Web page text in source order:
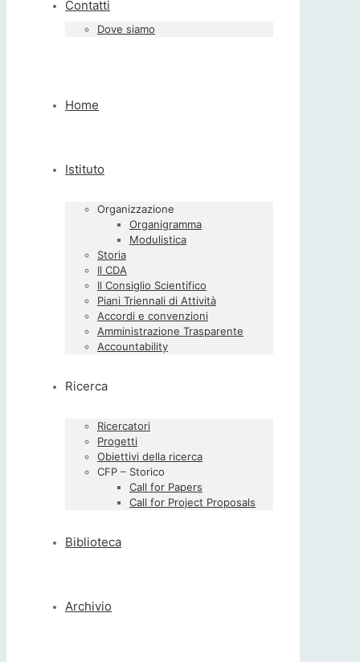
Contatti
Dove siamo
Home
Istituto
Organizzazione
Organigramma
Modulistica
Storia
Il CDA
Il Consiglio Scientifico
Piani Triennali di Attività
Accordi e convenzioni
Amministrazione Trasparente
Accountability
Ricerca
Ricercatori
Progetti
Obiettivi della ricerca
CFP – Storico
Call for Papers
Call for Project Proposals
Biblioteca
Archivio